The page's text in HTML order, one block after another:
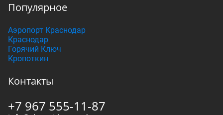
Популярное
Аэропорт Краснодар
Краснодар
Горячий Ключ
Кропоткин
Контакты
+7 967 555-11-87